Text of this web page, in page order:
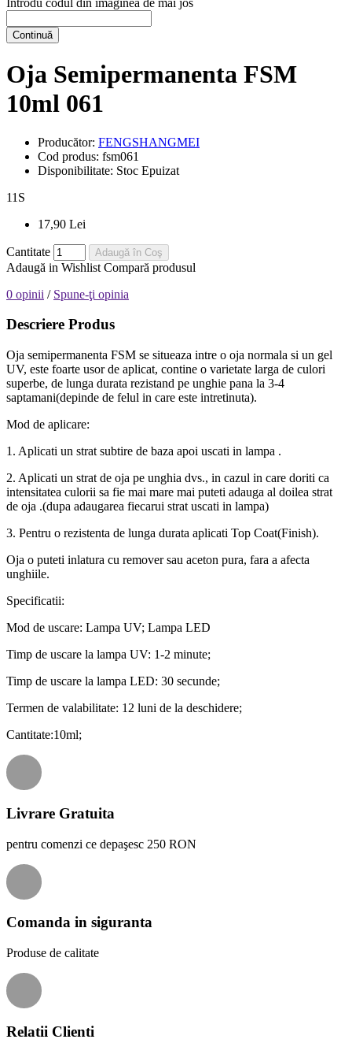
Continuă
Oja Semipermanenta FSM
10ml 061
Producător: FENGSHANGMEI
Cod produs: fsm061
Disponibilitate: Stoc Epuizat
11 S
17,90 Lei
Cantitate Adaugă în Coş
Adaugă in Wishlist Compară produsul
0 opinii / Spune-ţi opinia
Descriere Produs
Oja semipermanenta FSM se situeaza intre o oja normala si un gel
UV, este foarte usor de aplicat, contine o varietate larga de culori
superbe, de lunga durata rezistand pe unghie pana la 3-4
saptamani(depinde de felul in care este intretinuta).
Mod de aplicare:
1. Aplicati un strat subtire de baza apoi uscati in lampa .
2. Aplicati un strat de oja pe unghia dvs., in cazul in care doriti ca
intensitatea culorii sa fie mai mare mai puteti adauga al doilea strat
de oja .(dupa adaugarea fiecarui strat uscati in lampa)
3. Pentru o rezistenta de lunga durata aplicati Top Coat(Finish).
Oja o puteti inlatura cu remover sau aceton pura, fara a afecta
unghiile.
Specificatii:
Mod de uscare: Lampa UV; Lampa LED
Timp de uscare la lampa UV: 1-2 minute;
Timp de uscare la lampa LED: 30 secunde;
Termen de valabilitate: 12 luni de la deschidere;
Cantitate:10ml;
Livrare Gratuita
pentru comenzi ce depaşesc 250 RON
Comanda in siguranta
Produse de calitate
Relatii Clienti